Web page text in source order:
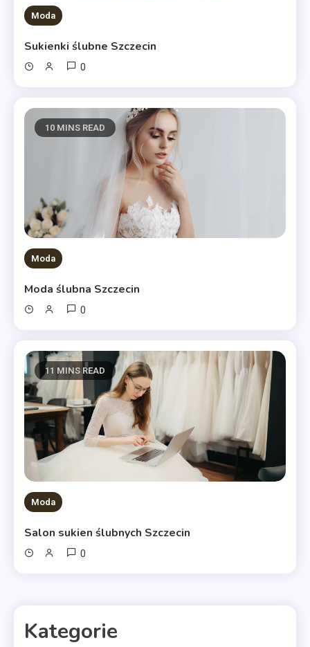
Moda
Sukienki ślubne Szczecin
0
10 MINS READ
Moda
Moda ślubna Szczecin
0
11 MINS READ
Moda
Salon sukien ślubnych Szczecin
0
Kategorie